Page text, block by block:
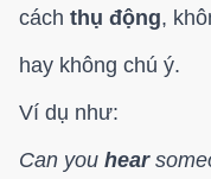
cách thụ động,
hay không chú ý.
Ví dụ như:
Can you hear